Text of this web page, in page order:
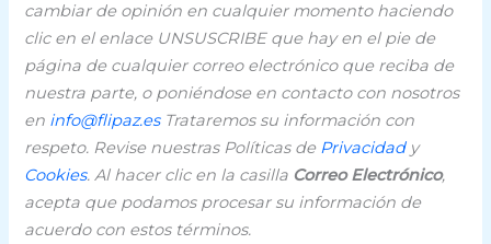
cambiar de opinión en cualquier momento haciendo
clic en el enlace UNSUSCRIBE que hay en el pie de
página de cualquier correo electrónico que reciba de
nuestra parte, o poniéndose en contacto con nosotros
en info@flipaz.esTrataremos su información con
respeto. Revise nuestras Políticas de Privacidady
Cookies. Al hacer clic en la casilla Correo Electrónico,
acepta que podamos procesar su información de
acuerdo con estos términos.